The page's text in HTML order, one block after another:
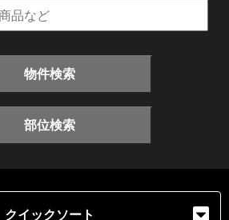
物件検索
部位検索
クイックソート